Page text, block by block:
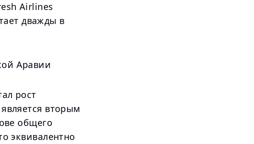
Airlines
дважды в
Аравии
рост
вторым
общего
эквивалентно